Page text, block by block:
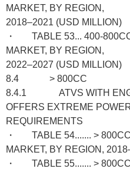
MARKET, BY REGION,
2018–2021 (USD MILLION)
・ TABLE 53... 400-
MARKET, BY REGION,
2022–2027 (USD MILLION)
8.4 > 800CC
8.4.1 ATVS WITH
OFFERS EXTREME
REQUIREMENTS
・ TABLE 54....... >
MARKET, BY REGION,
・ TABLE 55....... >